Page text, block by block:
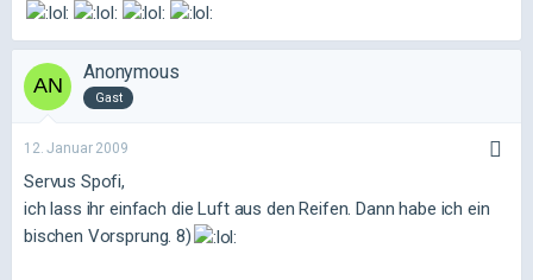
Anonymous
Gast
12. Januar 2009
Servus Spofi,
ich lass ihr einfach die Luft aus den Reifen. Dann habe ich ein
bischen Vorsprung. 8)